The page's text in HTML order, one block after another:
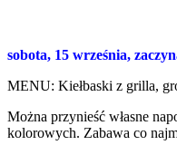
sobota, 15 września,
MENU: Kiełbaski z grilla,
Można przynieść własne
kolorowych. Zabawa co